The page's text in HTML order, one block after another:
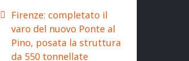
Firenze: completato il
varo del nuovo Ponte al
Pino, posata la struttura
da 550 tonnellate